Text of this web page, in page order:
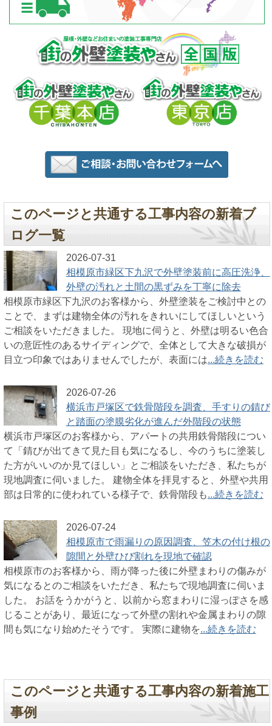
このページと共通する工事内容の新着ブ
ログ一覧
2026-07-31
相模原市緑区下九沢で外壁塗装前に高圧洗浄、
外壁の汚れと土間の黒ずみを丁寧に除去
相模原市緑区下九沢のお客様から、外壁塗装をご検討中との
ことで、まずは建物全体の汚れをきれいにしてほしいという
ご相談をいただきました。 現地に伺うと、外壁は明るい色合
いの意匠性のあるサイディングで、全体として大きな破損が
目立つ印象ではありませんでしたが、表面には...続きを読む
2026-07-26
横浜市戸塚区で鉄骨階段を調査、手すりの錆び
と踏面の塗膜劣化が進んだ外階段の状態
横浜市戸塚区のお客様から、アパートの共用鉄骨階段につい
て「錆びが出てきて見た目も気になるし、今のうちに塗装し
た方がいいのか見てほしい」とご相談をいただき、私たちが
現地調査に伺いました。 建物全体を拝見すると、外壁や共用
部は日常的に使われている様子で、鉄骨階段も...続きを読む
2026-07-24
相模原市で雨漏りの原因調査、笠木の付け根の
隙間と外壁ひび割れを現地で確認
相模原市のお客様から、雨が降った後に外壁まわりの傷みが
気になるとのご相談をいただき、私たちで現地調査に伺いま
した。 お話をうかがうと、以前から窓まわりに湿っぽさを感
じることがあり、最近になって外壁の割れや金属まわりの隙
間も気になり始めたそうです。 実際に建物を...続きを読む
このページと共通する工事内容の新着施工
事例